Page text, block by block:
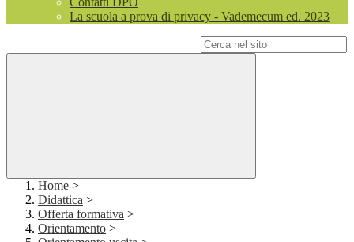
La scuola a prova di privacy - Vademecum ed. 2023
Home >
Didattica >
Offerta formativa >
Orientamento >